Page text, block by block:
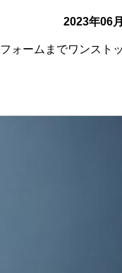
不動産売却後の税金
2023年06
ォームまでワンスト